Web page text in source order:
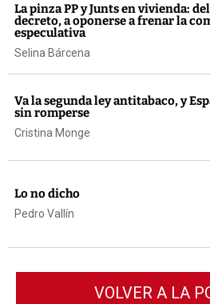
La pinza PP y Junts en vivienda:
decreto, a oponerse a frenar la
especulativa
Selina Bárcena
Va la segunda ley antitabaco, y
sin romperse
Cristina Monge
Lo no dicho
Pedro Vallín
VOLVER A LA